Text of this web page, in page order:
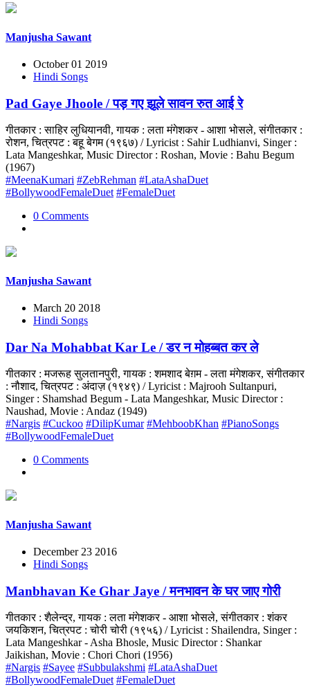
Manjusha Sawant
October 01 2019
Hindi Songs
Pad Gaye Jhoole / पड़ गए झूले सावन रुत आई रे
गीतकार : साहिर लुधियानवी, गायक : लता मंगेशकर - आशा भोसले, संगीतकार :
रोशन, चित्रपट : बहू बेगम (१९६७) / Lyricist : Sahir Ludhianvi, Singer :
Lata Mangeshkar, Music Director : Roshan, Movie : Bahu Begum
(1967)
#MeenaKumari #ZebRehman #LataAshaDuet
#BollywoodFemaleDuet #FemaleDuet
0 Comments
Manjusha Sawant
March 20 2018
Hindi Songs
Dar Na Mohabbat Kar Le / डर न मोहब्बत कर ले
गीतकार : मजरूह सुलतानपुरी, गायक : शमशाद बेग़म - लता मंगेशकर, संगीतकार
: नौशाद, चित्रपट : अंदाज़ (१९४९) / Lyricist : Majrooh Sultanpuri,
Singer : Shamshad Begum - Lata Mangeshkar, Music Director :
Naushad, Movie : Andaz (1949)
#Nargis #Cuckoo #DilipKumar #MehboobKhan #PianoSongs
#BollywoodFemaleDuet
0 Comments
Manjusha Sawant
December 23 2016
Hindi Songs
Manbhavan Ke Ghar Jaye / मनभावन के घर जाए गोरी
गीतकार : शैलेन्द्र, गायक : लता मंगेशकर - आशा भोसले, संगीतकार : शंकर
जयकिशन, चित्रपट : चोरी चोरी (१९५६) / Lyricist : Shailendra, Singer :
Lata Mangeshkar - Asha Bhosle, Music Director : Shankar
Jaikishan, Movie : Chori Chori (1956)
#Nargis #Sayee #Subbulakshmi #LataAshaDuet
#BollywoodFemaleDuet #FemaleDuet